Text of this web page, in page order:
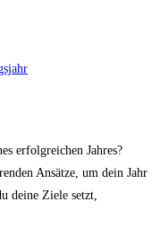
erfolgreichen Jahres?
Ansätze, um dein Jahr
deine Ziele setzt,